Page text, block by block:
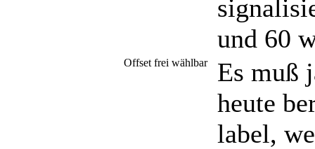
und 60
Offset frei wählbar
Es muß
heute
label,